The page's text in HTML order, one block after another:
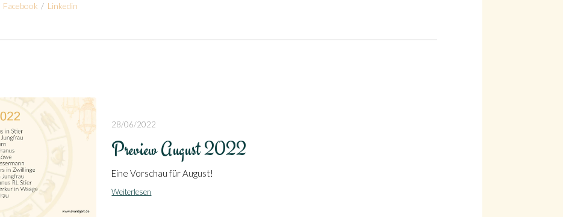
Facebook / Linkedin
28/06/2022
Preview August 2022
Eine Vorschau für August!
Weiterlesen